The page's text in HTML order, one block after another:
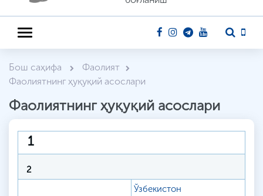
Бош саҳифа
Фаолият
Фаолиятнинг ҳуқуқий асослари
Фаолиятнинг ҳуқуқий асослари
1
2
Ўзбекистон